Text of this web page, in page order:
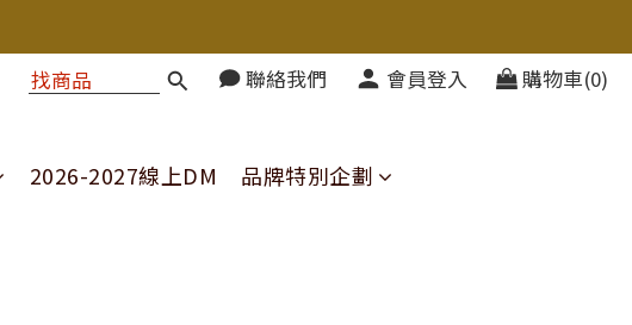
聯絡我們 會員登入 購物車(0)
2026-2027線上DM 品牌特別企劃